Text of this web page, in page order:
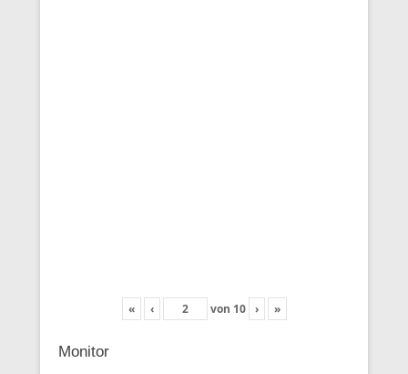
« ‹ von 10 › »
Monitor